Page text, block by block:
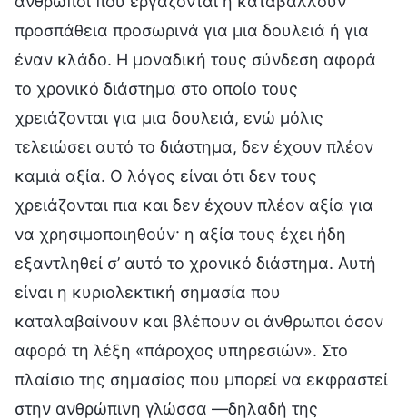
προσπάθεια προσωρινά για μια δουλειά ή για
έναν κλάδο. Η μοναδική τους σύνδεση αφορά
το χρονικό διάστημα στο οποίο τους
χρειάζονται για μια δουλειά, ενώ μόλις
τελειώσει αυτό το διάστημα, δεν έχουν πλέον
καμιά αξία. Ο λόγος είναι ότι δεν τους
χρειάζονται πια και δεν έχουν πλέον αξία για
να χρησιμοποιηθούν· η αξία τους έχει ήδη
εξαντληθεί σ’ αυτό το χρονικό διάστημα. Αυτή
είναι η κυριολεκτική σημασία που
καταλαβαίνουν και βλέπουν οι άνθρωποι όσον
αφορά τη λέξη «πάροχος υπηρεσιών». Στο
πλαίσιο της σημασίας που μπορεί να εκφραστεί
στην ανθρώπινη γλώσσα —δηλαδή της